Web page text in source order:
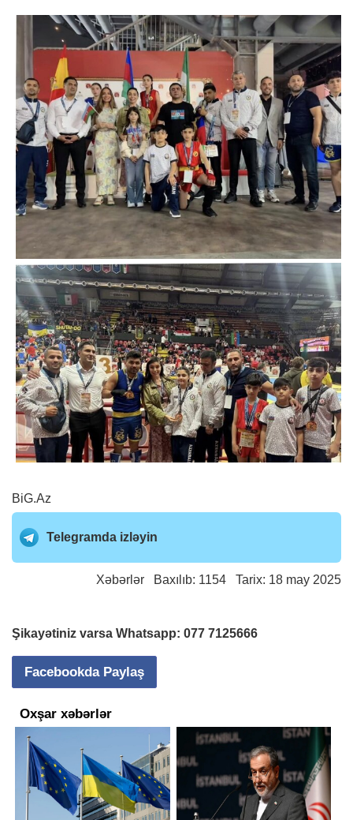
BiG.Az
Telegramda izləyin
Xəbərlər Baxılıb: 1154 Tarix: 18 may 2025
Şikayətiniz varsa Whatsapp: 077 7125666
Facebookda Paylaş
Oxşar xəbərlər